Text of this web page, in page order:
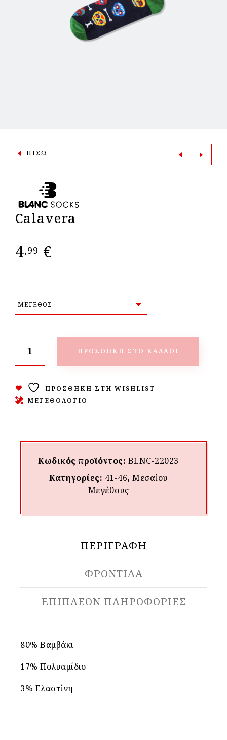
ΠΙΣΩ
Calavera
4,99 €
ΠΡΟΣΘΉΚΗ ΣΤΟ ΚΑΛΆΘΙ
ΠΡΟΣΘΉΚΗ ΣΤΗ WISHLIST
ΜΕΓΕΘΟΛΟΓΙΟ
Κωδικός προϊόντος: BLNC-22023
Κατηγορίες: 41-46, Μεσαίου
Mεγέθους
ΠΕΡΙΓΡΑΦΉ
ΦΡΟΝΤΙΔΑ
ΕΠΙΠΛΈΟΝ ΠΛΗΡΟΦΟΡΊΕΣ
80% Βαμβάκι
17% Πολυαμίδιο
3% Ελαστίνη